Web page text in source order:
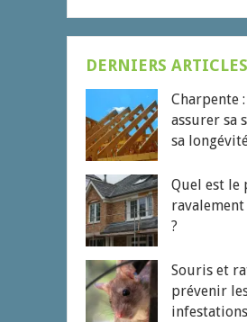
DERNIERS ARTICLES
Charpente
assurer sa
sa
Quel est le
?
Souris et
prévenir
infestations